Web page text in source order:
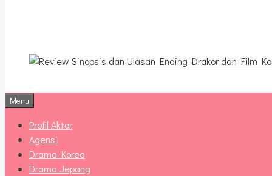
Menu
Profil Aktor
Agensi
Drama Korea
Drama Jepang